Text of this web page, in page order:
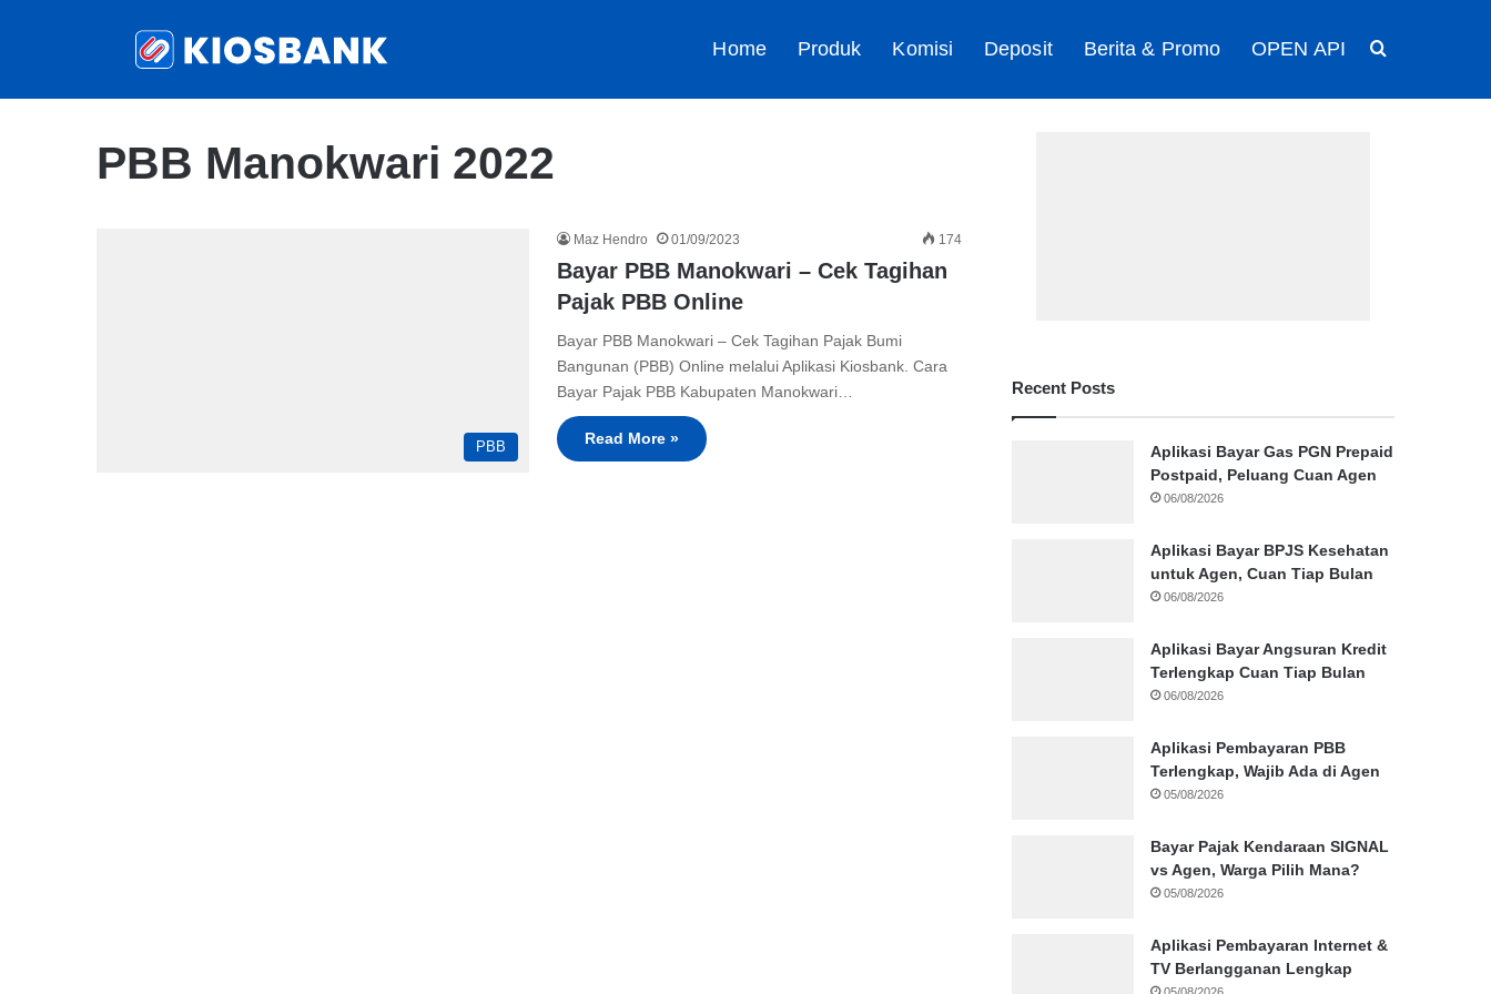
Home Produk Komisi Deposit Berita & Promo OPEN API
PBB Manokwari 2022
PBB
Maz Hendro 01/09/2023 174
Bayar PBB Manokwari – Cek Tagihan
Pajak PBB Online
Bayar PBB Manokwari – Cek Tagihan Pajak Bumi
Bangunan (PBB) Online melalui Aplikasi Kiosbank. Cara
Bayar Pajak PBB Kabupaten Manokwari…
Read More »
Recent Posts
Aplikasi Bayar Gas PGN Prepaid
Postpaid, Peluang Cuan Agen
06/08/2026
Aplikasi Bayar BPJS Kesehatan
untuk Agen, Cuan Tiap Bulan
06/08/2026
Aplikasi Bayar Angsuran Kredit
Terlengkap Cuan Tiap Bulan
06/08/2026
Aplikasi Pembayaran PBB
Terlengkap, Wajib Ada di Agen
05/08/2026
Bayar Pajak Kendaraan SIGNAL
vs Agen, Warga Pilih Mana?
05/08/2026
Aplikasi Pembayaran Internet &
TV Berlangganan Lengkap